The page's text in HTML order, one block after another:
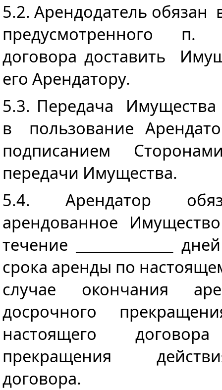
5.2. Арендодатель
предусмотренного п.
договора доставить
его Арендатору.
5.3. Передача
в пользование
подписанием
передачи Имущества.
5.4. Арендатор
арендованное
течение ______________
срока аренды по
случае окончания
досрочного
настоящего
прекращения
договора.